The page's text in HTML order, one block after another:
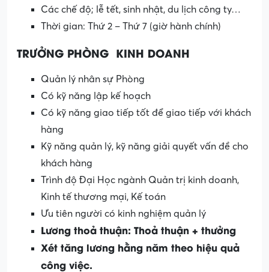
Các chế độ; lễ tết, sinh nhật, du lịch công ty…
Thời gian: Thứ 2 – Thứ 7 (giờ hành chính)
TRƯỞNG PHÒNG KINH DOANH
Quản lý nhân sự Phòng
Có kỹ năng lập kế hoạch
Có kỹ năng giao tiếp tốt để giao tiếp với khách
hàng
Kỹ năng quản lý, kỹ năng giải quyết vấn đề cho
khách hàng
Trình độ Đại Học ngành Quản trị kinh doanh,
Kinh tế thương mại, Kế toán
Ưu tiên người có kinh nghiệm quản lý
Lương thoả thuận: Thoả thuận + thưởng
Xét tăng lương hằng năm theo hiệu quả
công việc.